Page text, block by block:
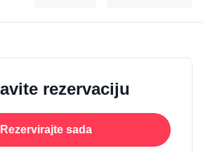
rezervaciju
Rezervirajte sada